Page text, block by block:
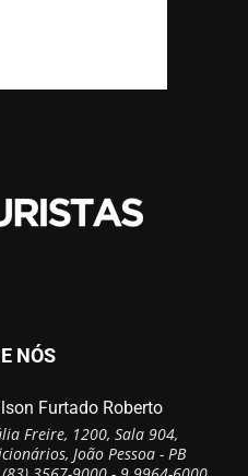
NÓS
Furtado Roberto
Freire, 1200, Sala 904,
João Pessoa - PB